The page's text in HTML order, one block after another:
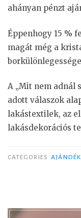
ahányan pénzt
Éppenhogy 15 %
magát még a
A „Mit nem adnál
adott válaszok
lakástextilek, az
lakásdekorációs
CATEGORIES AJÁNDÉK